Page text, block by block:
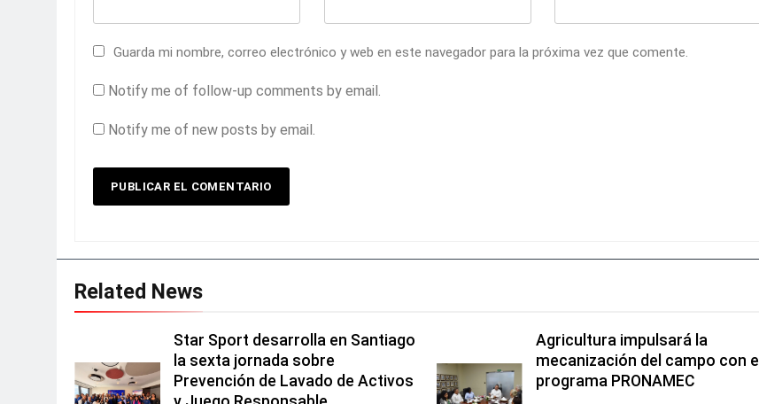
Guarda mi nombre, correo electrónico y web en este navegador para la próxima vez que comente.
Notify me of follow-up comments by email.
Notify me of new posts by email.
Related News
Star Sport desarrolla en Santiago
la sexta jornada sobre
Prevención de Lavado de Activos
Agricultura impulsará la
mecanización del campo con el
programa PRONAMEC